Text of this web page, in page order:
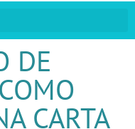
DE
CARTA